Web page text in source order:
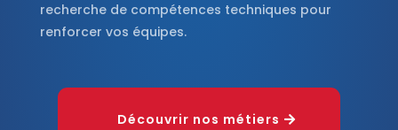
recherche de compétences techniques pour
renforcer vos équipes.
Découvrir nos métiers